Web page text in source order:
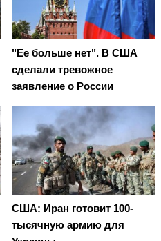
"Ее больше нет". В США
сделали тревожное
заявление о России
США: Иран готовит 100-
тысячную армию для